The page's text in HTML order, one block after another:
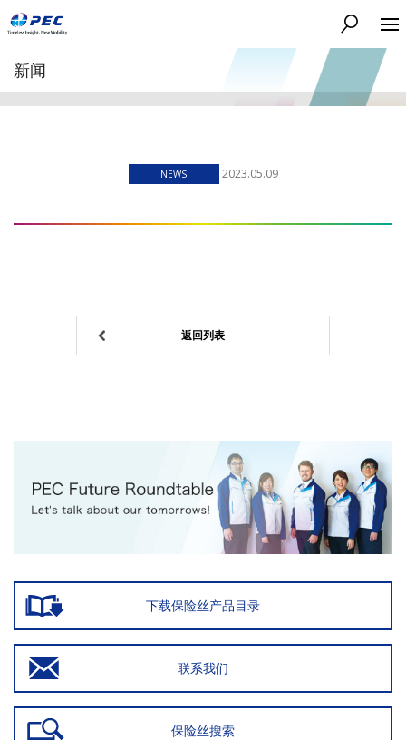
搜索
新闻
NEWS 2023.05.09
返回列表
下载保险丝产品目录
联系我们
保险丝搜索